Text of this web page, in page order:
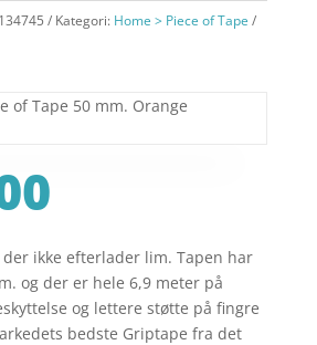
134745 Kategori: Home > Piece of Tape
der ikke efterlader lim. Tapen har
og der er hele 6,9 meter på
og lettere støtte på fingre
bedste Griptape fra det